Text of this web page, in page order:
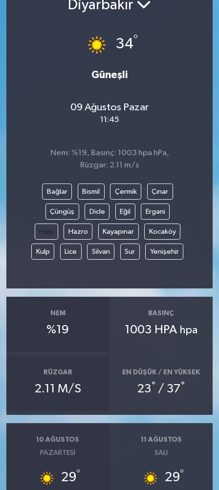
Diyarbakır
34°
Güneşli
09 Ağustos Pazar
11:45
Nem: %19, Basınç: 1003 hpa hPa,
Rüzgar: 2.11 m/s
Bağlar Bismil Çermik Çınar
Çüngüş Dicle Eğil Ergani
Hani Hazro Kayapınar Kocaköy
Kulp Lice Silvan Sur Yenişehir
NEM
%19
BASINÇ
1003 HPA hpa
RÜZGAR
2.11 M/S
EN DÜŞÜK / EN YÜKSEK
23° / 37°
10 AĞUSTOS
PAZARTESI
29°
11 AĞUSTOS
SALI
29°